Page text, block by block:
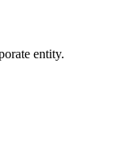
entity.